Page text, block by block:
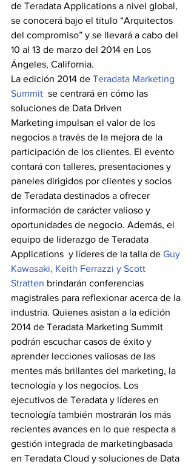
de Teradata Applications a nivel global,
se conocerá bajo el título “Arquitectos
del compromiso” y se llevará a cabo del
10 al 13 de marzo del 2014 en Los
Ángeles, California.
La edición 2014 de Teradata Marketing
Summit se centrará en cómo las
soluciones de Data Driven
Marketing impulsan el valor de los
negocios a través de la mejora de la
participación de los clientes. El evento
contará con talleres, presentaciones y
paneles dirigidos por clientes y socios
de Teradata destinados a ofrecer
información de carácter valioso y
oportunidades de negocio. Además, el
equipo de liderazgo de Teradata
Applications  y líderes de la talla de Guy
Kawasaki, Keith Ferrazzi y Scott
Stratten brindarán conferencias
magistrales para reflexionar acerca de la
industria. Quienes asistan a la edición
2014 de Teradata Marketing Summit
podrán escuchar casos de éxito y
aprender lecciones valiosas de las
mentes más brillantes del marketing, la
tecnología y los negocios. Los
ejecutivos de Teradata y líderes en
tecnología también mostrarán los más
recientes avances en lo que respecta a
gestión integrada de marketingbasada
en Teradata Cloud y soluciones de Data